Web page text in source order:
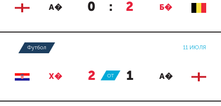
А� 0 : 2 Б�
Футбол 11 ИЮЛЯ
Х� 2 : 1 А�
ОТ